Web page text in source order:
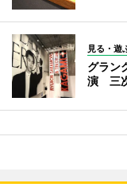
見る・遊
グラン
演 三